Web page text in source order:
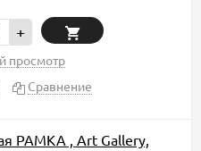
+
просмотр
Сравнение
РАМКА , Art Gallery,